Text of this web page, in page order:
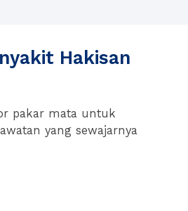
Hakisan
pakar mata untuk
yang sewajarnya